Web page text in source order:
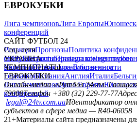
ЕВРОКУБКИ
Лига чемпионовЛига Европы
конференций
САЙТ ФУТБОЛ 24
РедакцияПрогнозыПолитика
сайтуКонтактыПравила
политикаСтруктура собственности
Соц. сети
facebookxyoutubeinstagramtelegramviber
УКРАИНА
УкраинаПервая лигаВторая лига
ЧЕМПИОНАТЫ
ГерманияИспанияАнглияИталия
ЕВРОКУБКИ
Лига чемпионовЛига Европы
конференций
Онлайн-медиа «Футбол 24»пл.
79008Телефон +380 (32) 229-77-77
legal@24tv.com.uaИдентификатор
субъектов в сфере медиа — R40-06058
21+Материалы сайта предназначены